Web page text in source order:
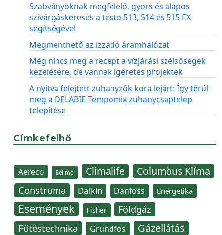
Szabványoknak megfelelő, gyors és alapos
szivárgáskeresés a testo 513, 514 és 515 EX
segítségével
Megmenthető az izzadó áramhálózat
Még nincs meg a recept a vízjárási szélsőségek
kezelésére, de vannak ígéretes projektek
A nyitva felejtett zuhanyzók kora lejárt: Így térül
meg a DELABIE Tempomix zuhanycsaptelep
telepítése
Címkefelhő
Aereco Belimo Climalife Columbus Klíma
Construma Daikin Danfoss Energetika
Események Fisher Földgáz
Fűtéstechnika Grundfos Gázellátás